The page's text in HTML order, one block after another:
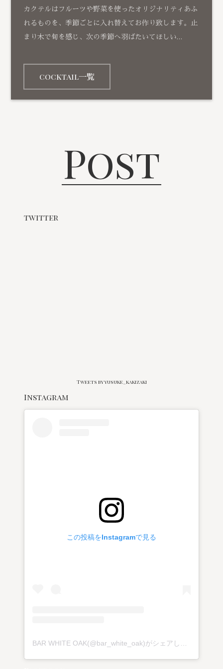
カクテルはフルーツや野菜を使ったオリジナリティあふ
れるものを、季節ごとに入れ替えてお作り致します。止
まり木で旬を感じ、次の季節へ羽ばたいてほしい…
cocktail一覧
Post
twitter
Tweets by yusuke_kakizaki
Instagram
この投稿をInstagramで見る
BAR WHITE OAK(@bar_white_oak)がシェアした投稿